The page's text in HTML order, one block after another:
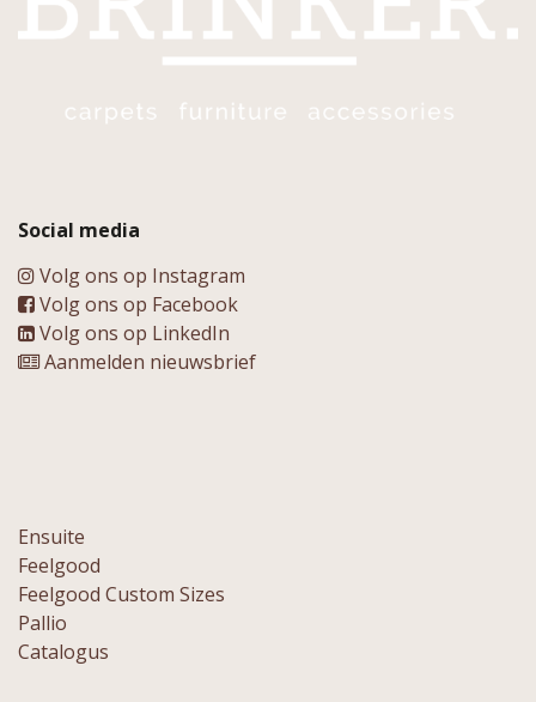
Social media
Volg ons op Instagram
Volg ons op Facebook
Volg ons op LinkedIn
Aanmelden nieuwsbrief
Ensuite
Feelgood
Feelgood Custom Sizes
Pallio
Catalogus